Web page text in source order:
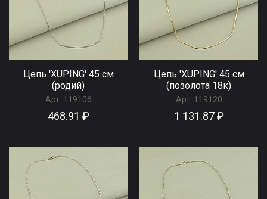
Цепь 'XUPING' 45 см
(родий)
Арт: 119106
468.91 ₽
Цепь 'XUPING' 45 см
(позолота 18к)
Арт: 119120
1 131.87 ₽